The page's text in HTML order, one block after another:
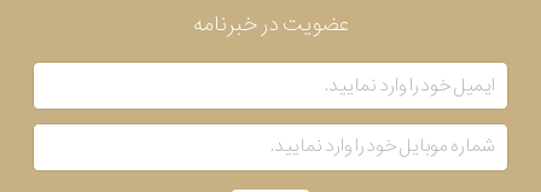
عضویت در خبرنامه